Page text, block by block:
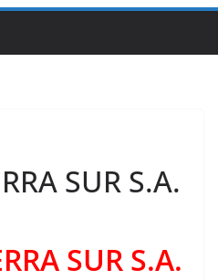
SUR S.A.
SUR S.A.